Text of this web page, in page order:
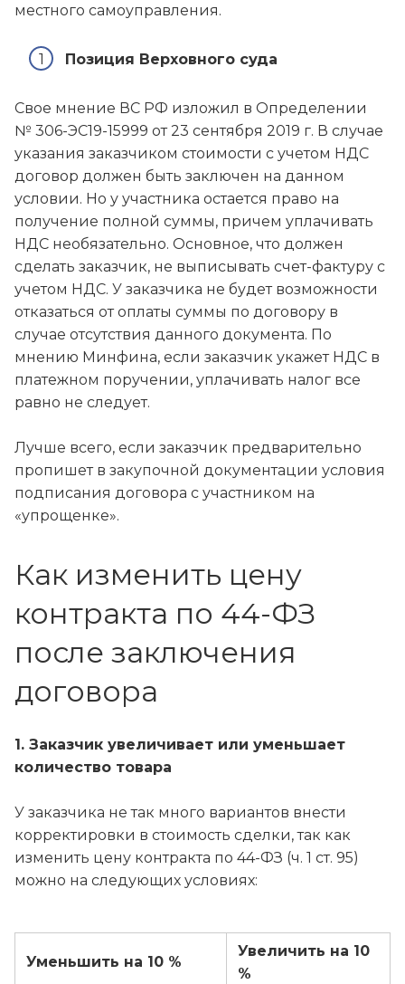
местного самоуправления.
Позиция Верховного суда
Свое мнение ВС РФ изложил в Определении
№ 306-ЭС19-15999 от 23 сентября 2019 г. В случае
указания заказчиком стоимости с учетом НДС
договор должен быть заключен на данном
условии. Но у участника остается право на
получение полной суммы, причем уплачивать
НДС необязательно. Основное, что должен
сделать заказчик, не выписывать счет-фактуру с
учетом НДС. У заказчика не будет возможности
отказаться от оплаты суммы по договору в
случае отсутствия данного документа. По
мнению Минфина, если заказчик укажет НДС в
платежном поручении, уплачивать налог все
равно не следует.
Лучше всего, если заказчик предварительно
пропишет в закупочной документации условия
подписания договора с участником на
«упрощенке».
Как изменить цену
контракта по 44-ФЗ
после заключения
договора
1. Заказчик увеличивает или уменьшает
количество товара
У заказчика не так много вариантов внести
корректировки в стоимость сделки, так как
изменить цену контракта по 44-ФЗ (ч. 1 ст. 95)
можно на следующих условиях:
Уменьшить на 10 %
Увеличить на 10
%